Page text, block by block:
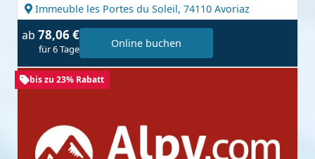
Immeuble les Portes du Soleil, 74110 Avoriaz
ab 78,06 €
für 6 Tage Online buchen
bis zu 23% Rabatt